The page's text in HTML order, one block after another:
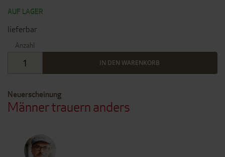
Neuerscheinung
Männer trauern anders
AUF LAGER
lieferbar
Anzahl
IN DEN WARENKORB